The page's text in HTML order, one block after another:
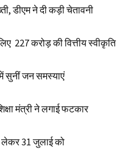
डीएम ने दी कड़ी चेतावनी
₹ 227 करोड़ की वित्तीय स्वीकृति
सुनीं जन समस्याएं
मंत्री ने लगाई फटकार
लेकर 31 जुलाई को